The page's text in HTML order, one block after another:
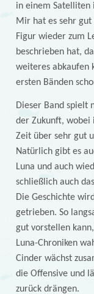
in einem
Mir hat es sehr
Figur wieder zum
beschrieben hat,
weiteres abkaufen
ersten Bänden
Dieser Band spielt
der Zukunft, wobei
Zeit über sehr gut
Natürlich gibt es
Luna und auch
schließlich auch
Die Geschichte
getrieben. So
gut vorstellen
Luna-Chroniken
Cinder wächst
die Offensive und
zurück drängen.